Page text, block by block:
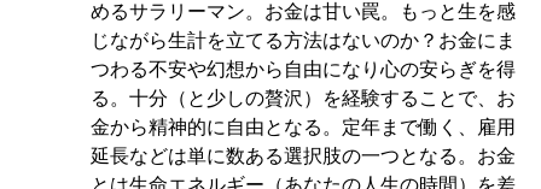
めるサラリーマン。お金は甘い罠。もっと生を感
じながら生計を立てる方法はないのか？お金にま
つわる不安や幻想から自由になり心の安らぎを得
る。十分（と少しの贅沢）を経験することで、お
金から精神的に自由となる。定年まで働く、雇用
延長などは単に数ある選択肢の一つとなる。お金
とは生命エネルギー（あなたの人生の時間）を差